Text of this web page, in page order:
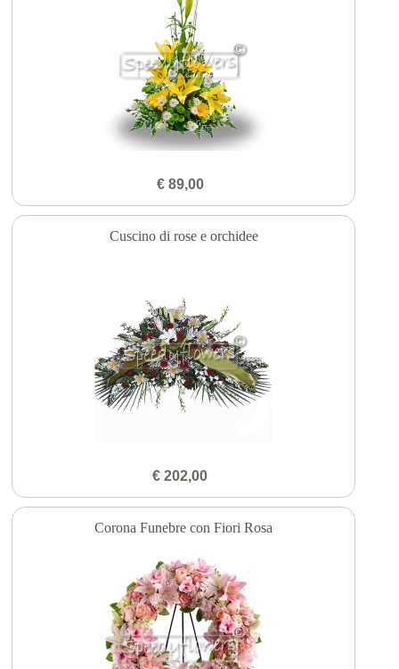
€ 89,00
Cuscino di rose e orchidee
€ 202,00
Corona Funebre con Fiori Rosa